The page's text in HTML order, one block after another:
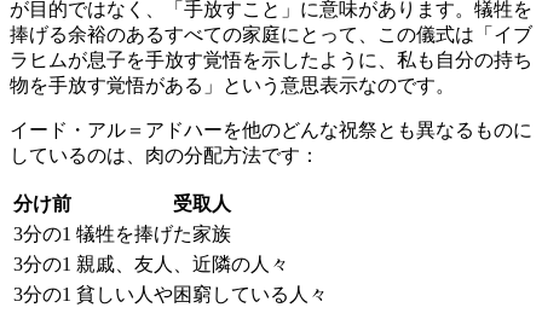
が目的ではなく、「手放すこと」に意味があります。犠牲を
捧げる余裕のあるすべての家庭にとって、この儀式は「イブ
ラヒムが息子を手放す覚悟を示したように、私も自分の持ち
物を手放す覚悟がある」という意思表示なのです。
イード・アル＝アドハーを他のどんな祝祭とも異なるものに
しているのは、肉の分配方法です：
分け前
受取人
3分の1 犠牲を捧げた家族
3分の1 親戚、友人、近隣の人々
3分の1 貧しい人や困窮している人々